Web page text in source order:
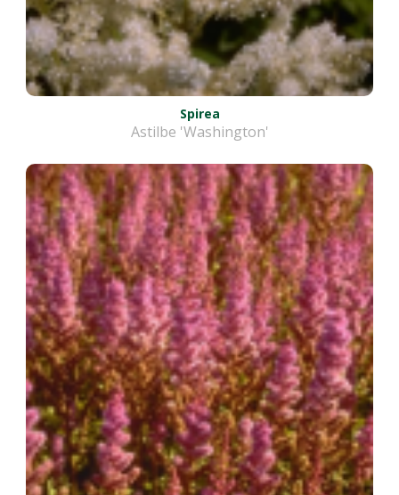
Spirea
Astilbe 'Washington'